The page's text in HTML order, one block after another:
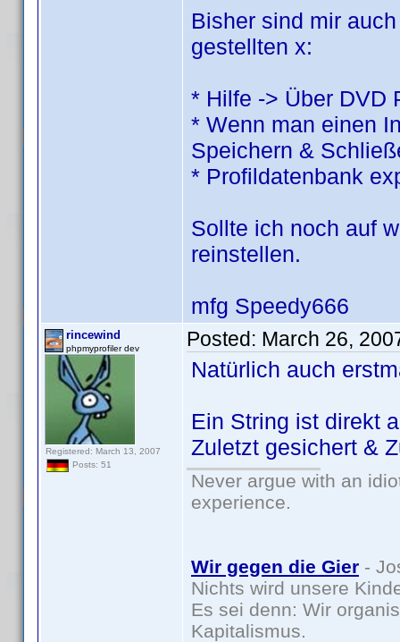
Bisher sind mir
gestellten x:
* Hilfe -> Über DVD
* Wenn man einen
Speichern &
* Profildatenbank
Sollte ich noch auf
reinstellen.
mfg Speedy666
rincewind
phpmyprofiler dev
Registered: March 13, 2007
Posts: 51
Posted: March 26,
Natürlich auch
Ein String ist direkt
Zuletzt gesichert &
Never argue with an
experience.
Wir gegen die Gier -
Nichts wird unsere
Es sei denn: Wir
Kapitalismus.